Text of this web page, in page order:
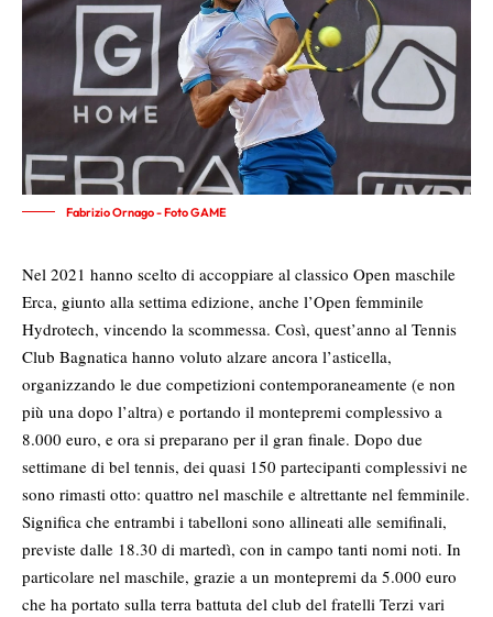
Fabrizio Ornago - Foto GAME
Nel 2021 hanno scelto di accoppiare al classico Open maschile
Erca, giunto alla settima edizione, anche l’Open femminile
Hydrotech, vincendo la scommessa. Così, quest’anno al Tennis
Club Bagnatica hanno voluto alzare ancora l’asticella,
organizzando le due competizioni contemporaneamente (e non
più una dopo l’altra) e portando il montepremi complessivo a
8.000 euro, e ora si preparano per il gran finale. Dopo due
settimane di bel tennis, dei quasi 150 partecipanti complessivi ne
sono rimasti otto: quattro nel maschile e altrettante nel femminile.
Significa che entrambi i tabelloni sono allineati alle semifinali,
previste dalle 18.30 di martedì, con in campo tanti nomi noti. In
particolare nel maschile, grazie a un montepremi da 5.000 euro
che ha portato sulla terra battuta del club del fratelli Terzi vari